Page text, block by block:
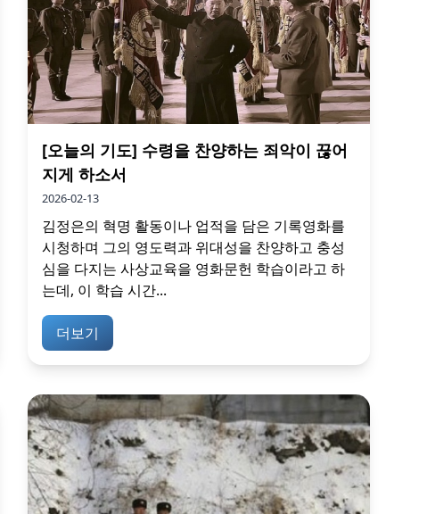
[오늘의 기도] 수령을 찬양하는 죄악이 끊어
지게 하소서
2026-02-13
김정은의 혁명 활동이나 업적을 담은 기록영화를
시청하며 그의 영도력과 위대성을 찬양하고 충성
심을 다지는 사상교육을 영화문헌 학습이라고 하
는데, 이 학습 시간...
더보기